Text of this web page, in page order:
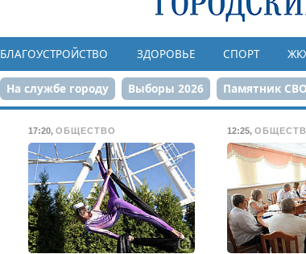
БЛАГОУСТРОЙСТВО ЗДОРОВЬЕ СПОРТ
На службе городу Выборы 2026 Памятник СВО
Реконструкция ЦПКиО 80-
17:20,ОБЩЕСТВО 12:25,